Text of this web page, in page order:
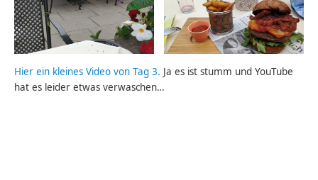
Hier ein kleines Video von Tag 3. Ja es ist stumm und YouTube
hat es leider etwas verwaschen…